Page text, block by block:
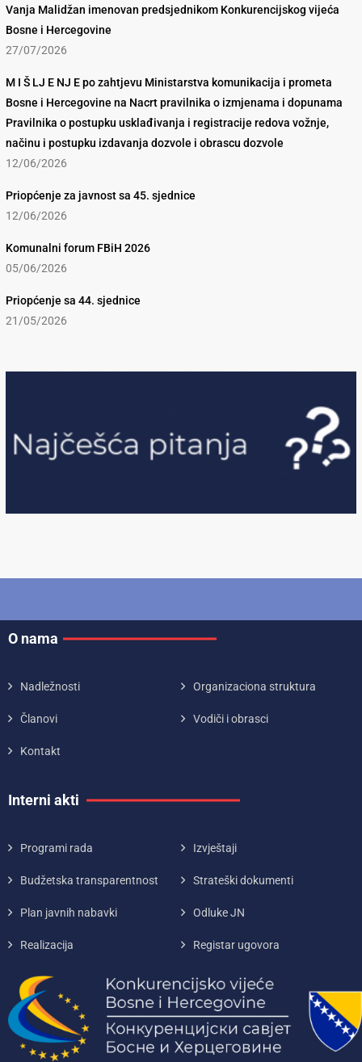
Vanja Malidžan imenovan predsjednikom Konkurencijskog vijeća
Bosne i Hercegovine
27/07/2026
M I Š LJ E NJ E po zahtjevu Ministarstva komunikacija i prometa
Bosne i Hercegovine na Nacrt pravilnika o izmjenama i dopunama
Pravilnika o postupku usklađivanja i registracije redova vožnje,
načinu i postupku izdavanja dozvole i obrascu dozvole
12/06/2026
Priopćenje za javnost sa 45. sjednice
12/06/2026
Komunalni forum FBiH 2026
05/06/2026
Priopćenje sa 44. sjednice
21/05/2026
O nama
Nadležnosti Organizaciona struktura
Članovi Vodiči i obrasci
Kontakt
Interni akti
Programi rada Izvještaji
Budžetska transparentnost Strateški dokumenti
Plan javnih nabavki Odluke JN
Realizacija Registar ugovora